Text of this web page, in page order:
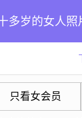
多岁的女人照
只看女会员